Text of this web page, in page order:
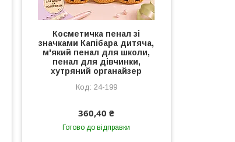
Косметичка пенал зі
значками Капібара дитяча,
м'який пенал для школи,
пенал для дівчинки,
хутряний органайзер
24-199
360,40 ₴
Готово до відправки